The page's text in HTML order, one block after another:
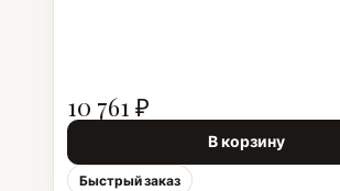
10 761 ₽
В корзину
Быстрый заказ